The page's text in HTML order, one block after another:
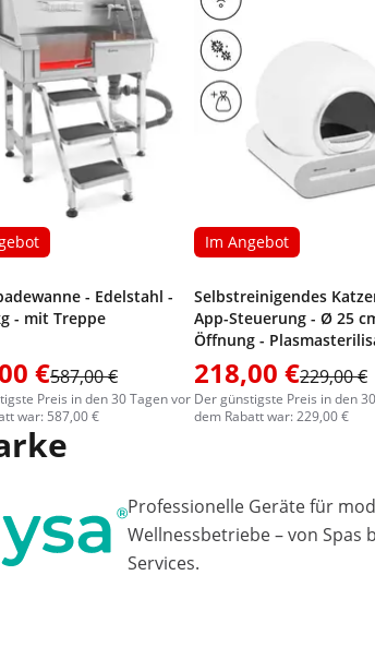
- Edelstahl -
- mit Treppe
€587,00 €
Preis in den 30 Tagen vor
war: 587,00 €
Im Angebot
Selbstreinigendes
App-Steuerung - Ø 25
Öffnung -
218,00 €229,00 €
Der günstigste Preis in den
dem Rabatt war: 229,00 €
Professionelle Geräte für
Wellnessbetriebe – von Spas
Services.